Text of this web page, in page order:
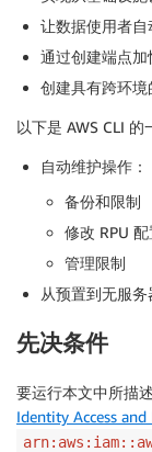
让数据使用者自
通过创建端点
创建具有跨环
以下是 AWS CLI 的
自动维护操作：
备份和限制
修改 RPU
管理限制
从预置到无服
先决条件
要运行本文中所描
Identity Access